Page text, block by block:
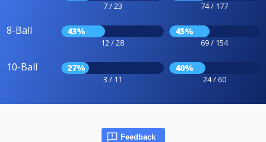
7 / 23 74 / 177
8-Ball 43%
12 / 28
45%
69 / 154
10-Ball 27%
3 / 11
40%
24 / 60
Feedback